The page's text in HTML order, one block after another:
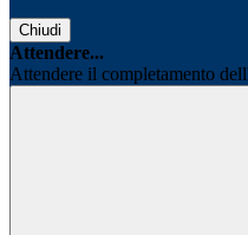
Chiudi
Attendere...
Attendere il completamento